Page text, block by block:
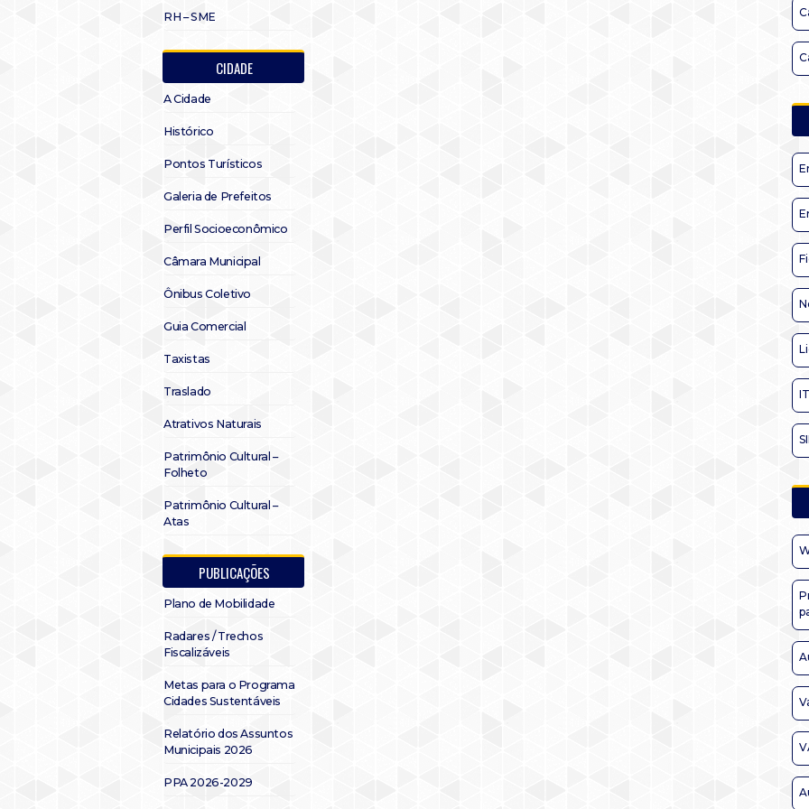
RH – SME
CIDADE
A Cidade
Histórico
Pontos Turísticos
Galeria de Prefeitos
Perfil Socioeconômico
Câmara Municipal
Ônibus Coletivo
Guia Comercial
Taxistas
Traslado
Atrativos Naturais
Patrimônio Cultural –
Folheto
Patrimônio Cultural –
Atas
PUBLICAÇÕES
Plano de Mobilidade
Radares / Trechos
Fiscalizáveis
Metas para o Programa
Cidades Sustentáveis
Relatório dos Assuntos
Municipais 2026
PPA 2026-2029